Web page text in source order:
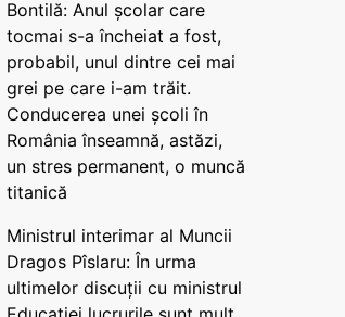
Bontilă: Anul școlar care
tocmai s-a încheiat a fost,
probabil, unul dintre cei mai
grei pe care i-am trăit.
Conducerea unei școli în
România înseamnă, astăzi,
un stres permanent, o muncă
titanică
Ministrul interimar al Muncii
Dragos Pîslaru: În urma
ultimelor discuții cu ministrul